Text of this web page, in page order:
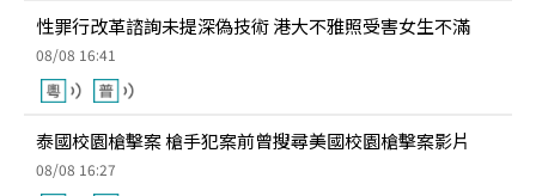
性罪行改革諮詢未提深偽技術 港大不雅照受害女生不滿
08/08 16:41
泰國校園槍擊案 槍手犯案前曾搜尋美國校園槍擊案影片
08/08 16:27